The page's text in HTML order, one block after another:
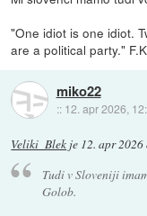
"One idiot is one idiot.
are a political party."
miko22
:: 12. apr 2026,
Veliki_Blek je 12. apr
Tudi v Sloveniji
Golob.